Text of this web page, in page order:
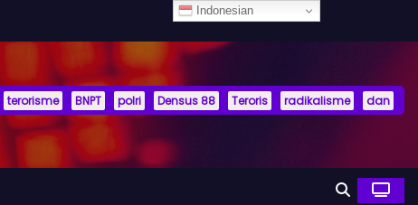
terorisme BNPT polri Densus 88 Teroris radikalisme dan
Indonesian